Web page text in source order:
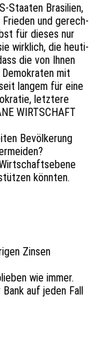
Staa­ten Brasi­li­en,
Frie­den und gerech­
für dieses nur
wirk­lich, die heuti­
die von Ihnen
mit
langem für eine
letz­te­re
WIRTSCHAFT
Bevöl­ke­rung
könnten.
Zinsen
wie immer.
auf jeden Fall